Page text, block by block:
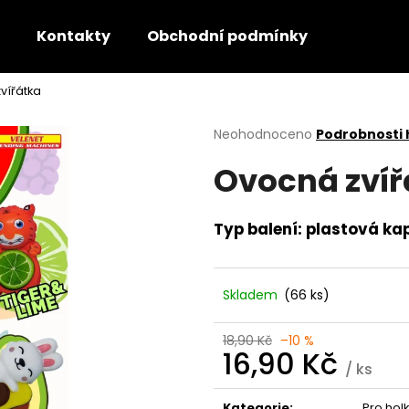
Kontakty Obchodní podmínky
Průměrné
produktu
je
z
5
Neohodnoceno Podrobnosti
Ovocná
Typ balení: plastová
Skladem (66 ks)
18,90 Kč –10 %
16,90 Kč / ks
Měrná
cena:
Co potřebujete najít?
HLEDAT
Doporučujeme